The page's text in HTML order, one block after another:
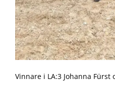
Vinnare i LA:3 Johanna